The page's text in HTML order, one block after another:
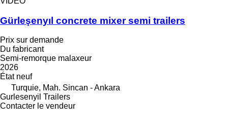
Gürleşenyıl concrete mixer semi trailers
Prix sur demande
Du fabricant
Semi-remorque malaxeur
2026
Étatneuf
Turquie, Mah. Sincan - Ankara
Gurlesenyil Trailers
Contacter le vendeur